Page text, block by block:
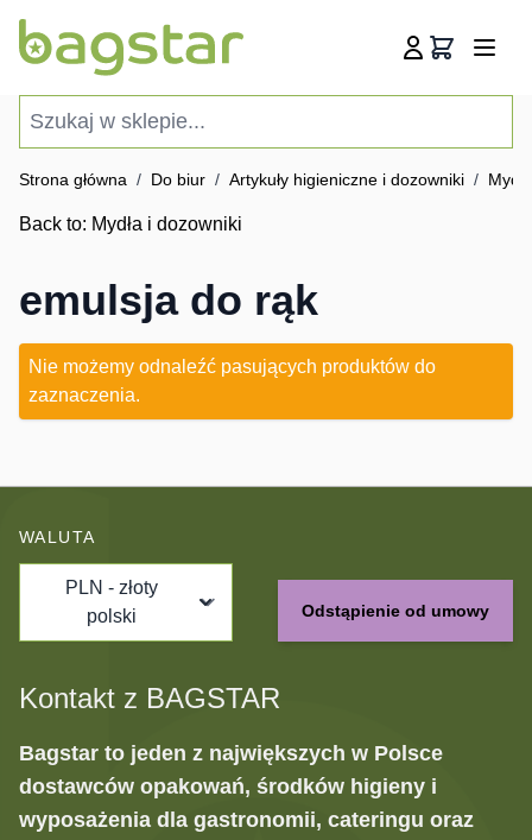
Koszyk
Strona główna / Do biur / Artykuły higieniczne i dozowniki /
Back to: Mydła i dozowniki
emulsja do rąk
Nie możemy odnaleźć pasujących produktów do
zaznaczenia.
WALUTA
PLN - złoty
polski
Odstąpienie od umowy
Kontakt z BAGSTAR
Bagstar to jeden z największych w Polsce
dostawców opakowań, środków higieny i
wyposażenia dla gastronomii, cateringu oraz